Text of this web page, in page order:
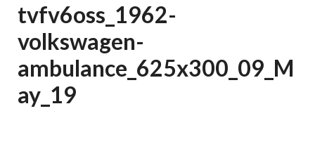
tvfv6oss_1962-
volkswagen-
ambulance_625x300_09_M
ay_19